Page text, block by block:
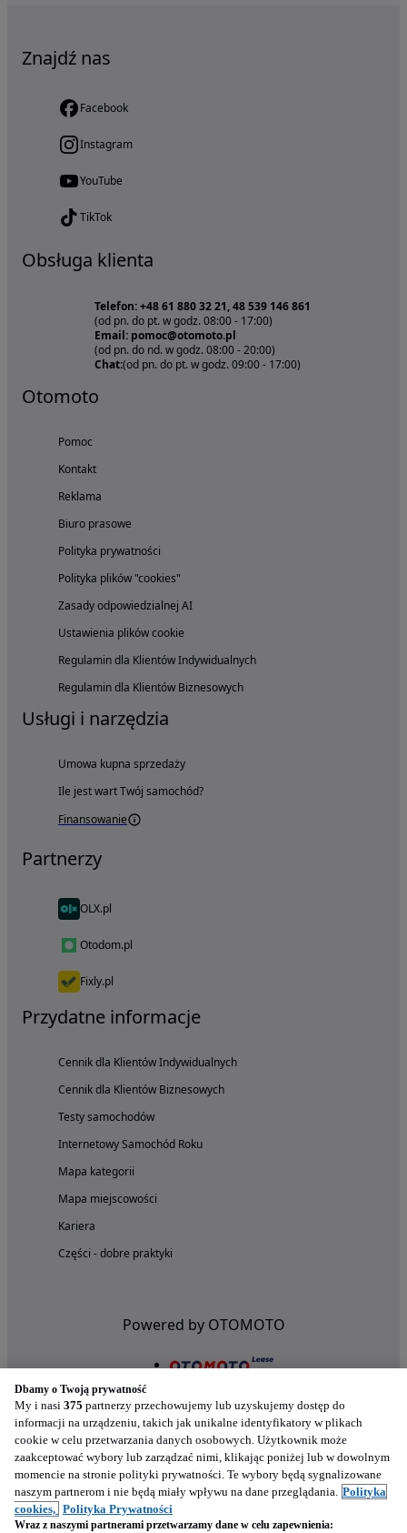
Znajdź nas
Facebook
Instagram
YouTube
TikTok
Obsługa klienta
Telefon: +48 61 880 32 21, 48 539 146 861
(od pn. do pt. w godz. 08:00 - 17:00)
Email: pomoc@otomoto.pl
(od pn. do nd. w godz. 08:00 - 20:00)
Chat:(od pn. do pt. w godz. 09:00 - 17:00)
Otomoto
Pomoc
Kontakt
Reklama
Biuro prasowe
Polityka prywatności
Polityka plików "cookies"
Zasady odpowiedzialnej AI
Ustawienia plików cookie
Regulamin dla Klientów Indywidualnych
Regulamin dla Klientów Biznesowych
Usługi i narzędzia
Umowa kupna sprzedaży
Ile jest wart Twój samochód?
Finansowanie
Partnerzy
OLX.pl
Otodom.pl
Fixly.pl
Przydatne informacje
Cennik dla Klientów Indywidualnych
Cennik dla Klientów Biznesowych
Testy samochodów
Internetowy Samochód Roku
Mapa kategorii
Mapa miejscowości
Kariera
Części - dobre praktyki
Powered by OTOMOTO
Nasze aplikacje w twoim telefonie
Dbamy o Twoją prywatność
My i nasi 375 partnerzy przechowujemy lub uzyskujemy dostęp do
informacji na urządzeniu, takich jak unikalne identyfikatory w plikach
cookie w celu przetwarzania danych osobowych. Użytkownik może
zaakceptować wybory lub zarządzać nimi, klikając poniżej lub w dowolnym
momencie na stronie polityki prywatności. Te wybory będą sygnalizowane
naszym partnerom i nie będą miały wpływu na dane przeglądania. Polityka
cookies, Polityka Prywatności
Wraz z naszymi partnerami przetwarzamy dane w celu zapewnienia: